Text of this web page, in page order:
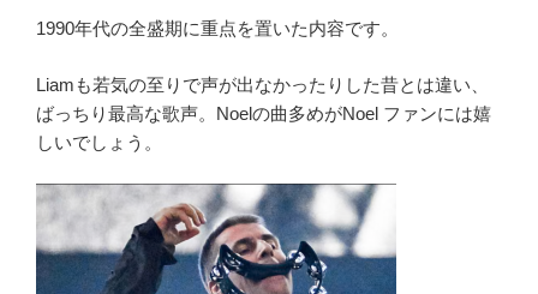
1990年代の全盛期に重点を置いた内容です。
Liamも若気の至りで声が出なかったりした昔とは違い、
ばっちり最高な歌声。Noelの曲多めがNoel ファンには嬉
しいでしょう。